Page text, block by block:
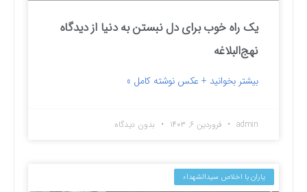
یک راه خوب برای دل نبستن به دنیا از دیدگاه
نهج‌البلاغه
بیشتر بخوانید + عکس نوشته کامل »
admin فروردین ۶, ۱۴۰۳ بدون دیدگاه
یاران با اخلاص سیدالشهداء